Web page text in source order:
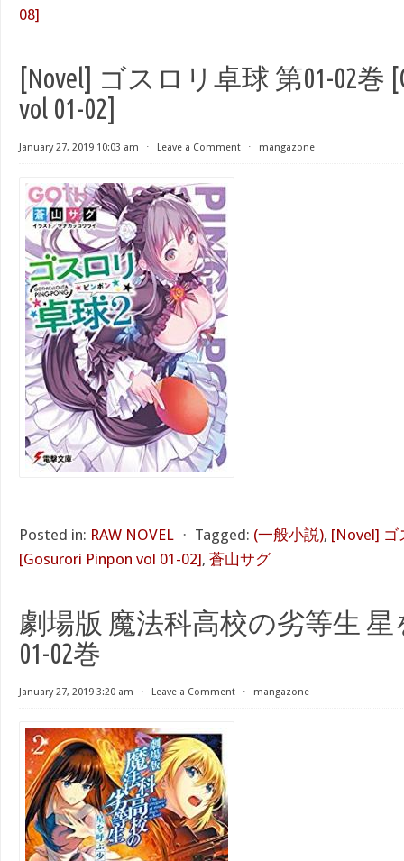
08]
[Novel] ゴスロリ卓球 第01-02巻
vol 01-02]
January 27, 2019 10:03 am ⋅ Leave a Comment ⋅ mangazone
Posted in: RAW NOVEL ⋅ Tagged: (一般小説), [Novel] ゴ
[Gosurori Pinpon vol 01-02], 蒼山サグ
劇場版 魔法科高校の劣等生
01-02巻
January 27, 2019 3:20 am ⋅ Leave a Comment ⋅ mangazone